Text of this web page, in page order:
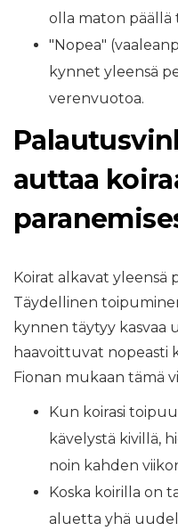
olla maton päällä
"Nopea"
kynnet yleensä
verenvuotoa.
auttaa
Koirat alkavat yleensä
Täydellinen
kynnen täytyy kasvaa
haavoittuvat nopeasti
Fionan mukaan tämä
Kun koirasi
kävelystä kivillä,
noin kahden
Koska koirilla on
aluetta yhä